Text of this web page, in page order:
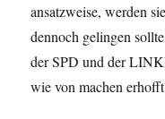
ansatzweise, werden
dennoch gelingen
der SPD und der
wie von machen